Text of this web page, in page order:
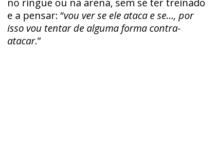
e a pensar: “vou ver se ele ataca e se…, por
isso vou tentar de alguma forma contra-
atacar.”